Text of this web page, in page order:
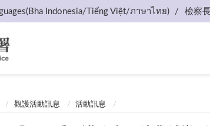
Indonesia/Tiếng Việt/ภาษาไทย) 檢察
觀護活動訊息 活動訊息